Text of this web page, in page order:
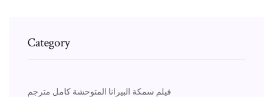
Category
فيلم سمكة البيرانا المتوحشة كامل مترجم